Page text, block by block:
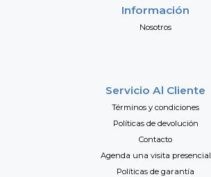
Información
Nosotros
Servicio Al Cliente
Términos y condiciones
Políticas de devolución
Contacto
Agenda una visita presencial
Políticas de garantía